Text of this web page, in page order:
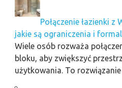
Połączenie łazienki z
jakie są ograniczenia i
Wiele osób rozważa
bloku, aby zwiększyć
użytkowania. To rozwiązanie